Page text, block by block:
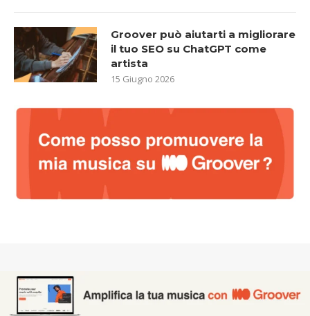
Groover può aiutarti a migliorare
il tuo SEO su ChatGPT come
artista
15 Giugno 2026